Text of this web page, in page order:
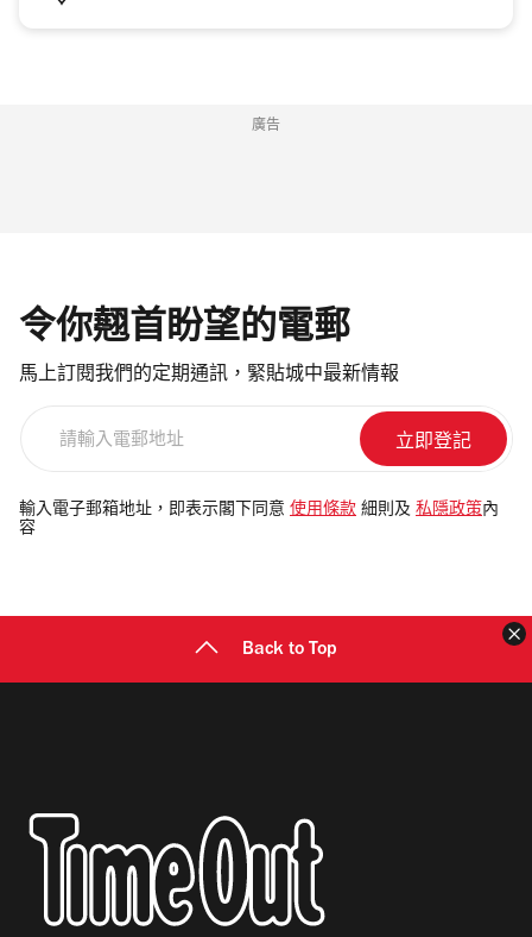
廣告
令你翹首盼望的電郵
馬上訂閱我們的定期通訊，緊貼城中最新情報
電
郵
輸入電子郵箱地址，即表示閣下同意 使用條款 細則及 私隱政策 內
容
Back to Top